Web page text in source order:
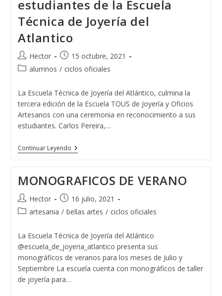
estudiantes de la Escuela
Técnica de Joyería del
Atlantico
Autor
de
Hector
Publicación
de
15 octubre, 2021
Categoría
la
entrada:
alumnos / ciclos oficiales
La Escuela Técnica de Joyería del Atlántico, culmina la
tercera edición de la Escuela TOUS de Joyería y Oficios
Artesanos con una ceremonia en reconocimiento a sus
estudiantes. Carlos Pereira,…
Continuar LeyendoTOUS
Reconoce
Estudiantes
De
La
Escuela
Técnica
Del
Atlantico
MONOGRAFICOS DE VERANO
Autor
de
Hector
Publicación
de
16 julio, 2021
Categoría
la
entrada:
artesania / bellas artes / ciclos oficiales
La Escuela Técnica de Joyería del Atlántico
@escuela_de_joyeria_atlantico presenta sus
monográficos de veranos para los meses de Julio y
Septiembre La escuela cuenta con monográficos de taller
de joyería para…